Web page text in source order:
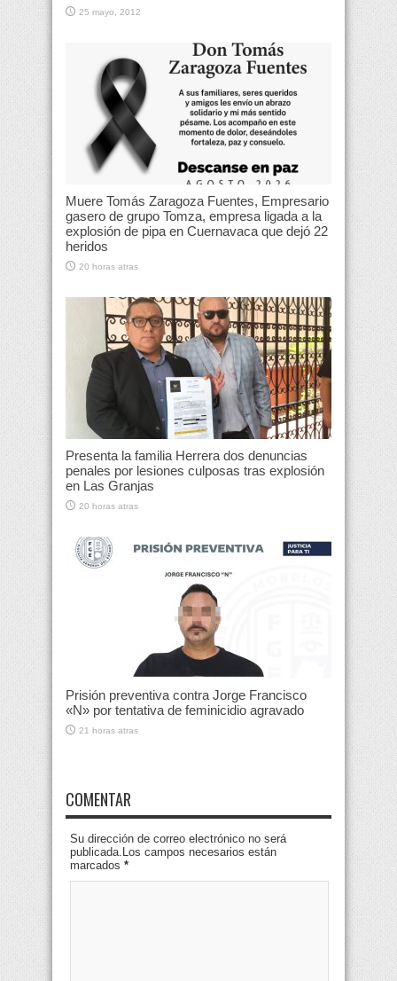
25 mayo, 2012
Muere Tomás Zaragoza Fuentes, Empresario
gasero de grupo Tomza, empresa ligada a la
explosión de pipa en Cuernavaca que dejó 22
heridos
20 horas atras
Presenta la familia Herrera dos denuncias
penales por lesiones culposas tras explosión
en Las Granjas
20 horas atras
Prisión preventiva contra Jorge Francisco
«N» por tentativa de feminicidio agravado
21 horas atras
COMENTAR
Su dirección de correo electrónico no será
publicada.Los campos necesarios están
marcados *